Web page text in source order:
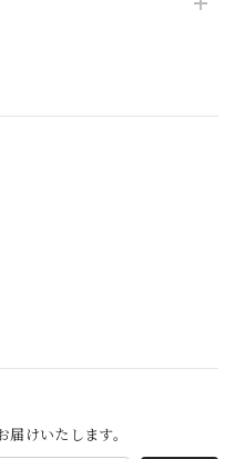
けいたします。